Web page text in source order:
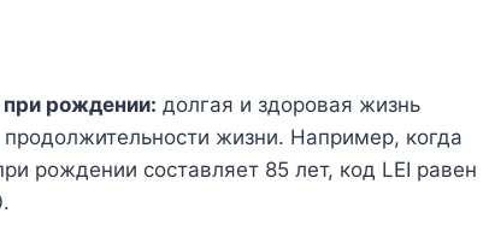
рождении: долгая и здоровая жизнь
жизни. Например, когда
рождении составляет 85 лет, код LEI равен